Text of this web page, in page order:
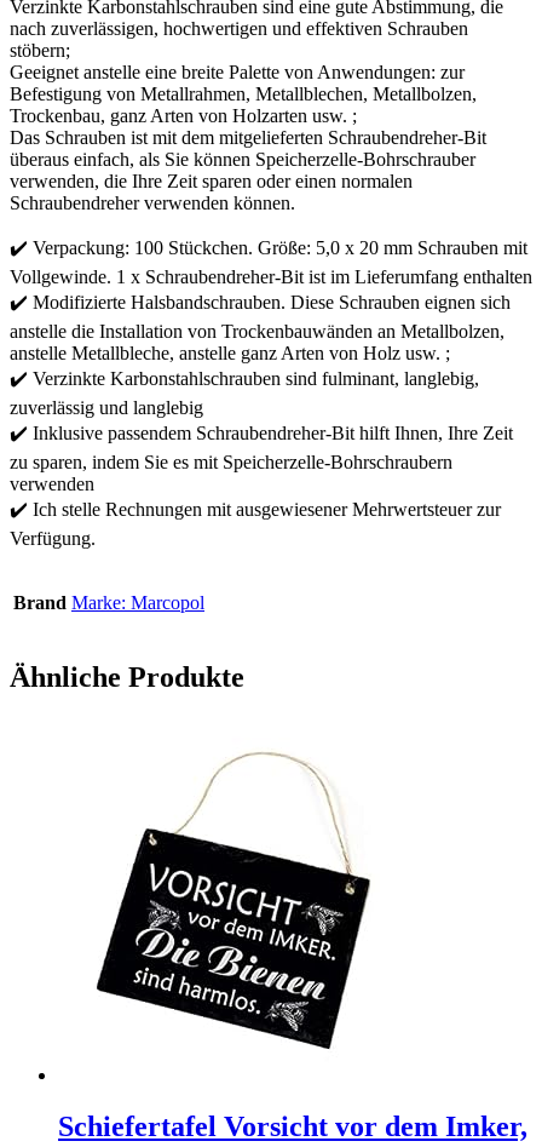
Verzinkte Karbonstahlschrauben sind eine gute Abstimmung, die
nach zuverlässigen, hochwertigen und effektiven Schrauben
stöbern;
Geeignet anstelle eine breite Palette von Anwendungen: zur
Befestigung von Metallrahmen, Metallblechen, Metallbolzen,
Trockenbau, ganz Arten von Holzarten usw. ;
Das Schrauben ist mit dem mitgelieferten Schraubendreher-Bit
überaus einfach, als Sie können Speicherzelle-Bohrschrauber
verwenden, die Ihre Zeit sparen oder einen normalen
Schraubendreher verwenden können.
✔️ Verpackung: 100 Stückchen. Größe: 5,0 x 20 mm Schrauben mit
Vollgewinde. 1 x Schraubendreher-Bit ist im Lieferumfang enthalten
✔️ Modifizierte Halsbandschrauben. Diese Schrauben eignen sich
anstelle die Installation von Trockenbauwänden an Metallbolzen,
anstelle Metallbleche, anstelle ganz Arten von Holz usw. ;
✔️ Verzinkte Karbonstahlschrauben sind fulminant, langlebig,
zuverlässig und langlebig
✔️ Inklusive passendem Schraubendreher-Bit hilft Ihnen, Ihre Zeit
zu sparen, indem Sie es mit Speicherzelle-Bohrschraubern
verwenden
✔️ Ich stelle Rechnungen mit ausgewiesener Mehrwertsteuer zur
Verfügung.
Brand Marke: Marcopol
Ähnliche Produkte
Schiefertafel Vorsicht vor dem Imker,